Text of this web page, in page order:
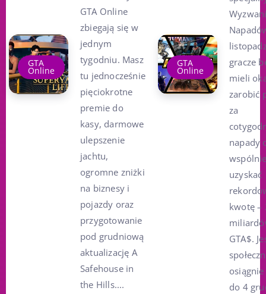
GTA
Online
GTA Online
zbiegają się w
jednym
tygodniu. Masz
tu jednocześnie
pięciokrotne
premie do
kasy, darmowe
ulepszenie
jachtu,
ogromne zniżki
na biznesy i
pojazdy oraz
przygotowanie
pod grudniową
aktualizację A
Safehouse in
the Hills....
GTA
Online
gracze
mieli
zarobić
za
napady
uzyskać
kwotę –
GTA$.
do 4